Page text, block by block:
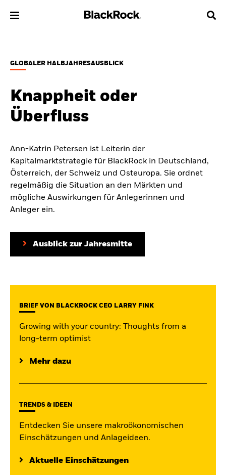
Themen & Märkte
Privatanleger
Deutschland
iShares
GLOBALER HALBJAHRESAUSBLICK
Knappheit oder
Überfluss
Ann-Katrin Petersen ist Leiterin der
Kapitalmarktstrategie für BlackRock in Deutschland,
Österreich, der Schweiz und Osteuropa. Sie ordnet
regelmäßig die Situation an den Märkten und
mögliche Auswirkungen für Anlegerinnen und
Anleger ein.
Ausblick zur Jahresmitte
BRIEF VON BLACKROCK CEO LARRY FINK
Growing with your country: Thoughts from a
long-term optimist
Mehr dazu
TRENDS & IDEEN
Entdecken Sie unsere makroökonomischen
Einschätzungen und Anlageideen.
Aktuelle Einschätzungen